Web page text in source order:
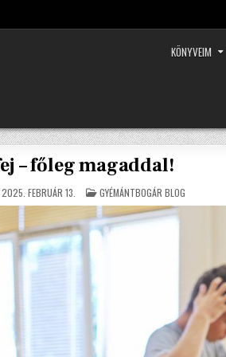
KÖNYVEIM
– főleg magaddal!
2025. FEBRUÁR 13. POSTED
IN
GYÉMÁNTBOGÁR BLOG